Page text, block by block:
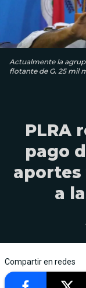
Actualmente la
flotante de G. 25 mil
PLRA
pago
aportes
a
Compartir en redes